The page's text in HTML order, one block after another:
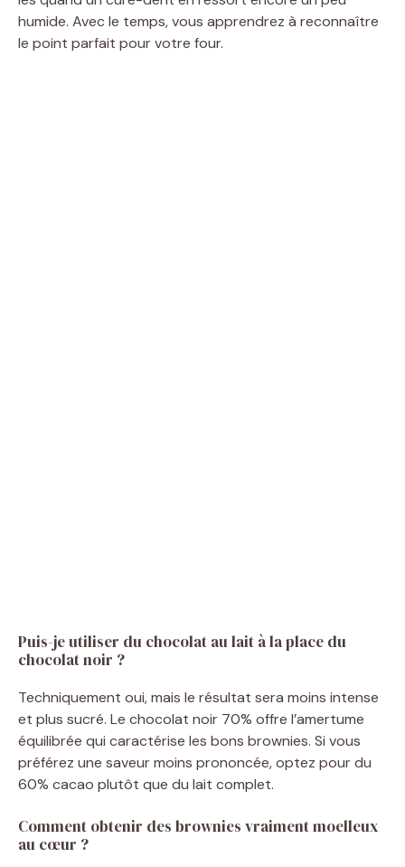
humide. Avec le temps, vous apprendrez à reconnaître
le point parfait pour votre four.
Puis-je utiliser du chocolat au lait à la place du
chocolat noir ?
Techniquement oui, mais le résultat sera moins intense
et plus sucré. Le chocolat noir 70% offre l’amertume
équilibrée qui caractérise les bons brownies. Si vous
préférez une saveur moins prononcée, optez pour du
60% cacao plutôt que du lait complet.
Comment obtenir des brownies vraiment moelleux
au cœur ?